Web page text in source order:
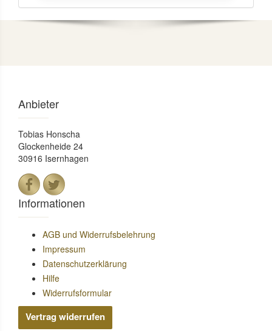
Anbieter
Tobias Honscha
Glockenheide 24
30916 Isernhagen
Informationen
AGB und Widerrufsbelehrung
Impressum
Datenschutzerklärung
Hilfe
Widerrufsformular
Vertrag widerrufen